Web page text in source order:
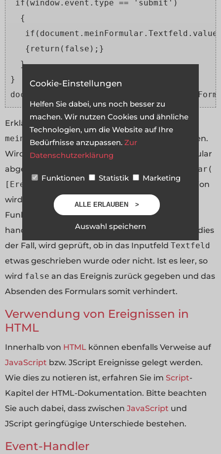
if(window.event.type == 'submit')
{
if(document.meinFormular.Textfeld.value
{return(false);}
}
}
document.meinFormular.onsubmit =
Erklärung:
meinFormular
onSubmit
zugewiesen.
Wird das Ereignis ausgelöst (wird also das Formular
abgesendet), so wird die Funktion
CheckFormular(
[Ereignis] )
aufgerufen. Innerhalb der Funktion
wird abgefragt, ob es sich bei dem Aufruf der
Funktion um das Absenden eines Formulars
handelt (also ob
onSubmitausgelöst wurde). Ist dies
der Fall, wird geprüft, ob in das Inputfeld Textfeld
etwas geschrieben wurde oder nicht. Ist es leer, so
wird false an das Ereignis zurück gegeben und das
Absenden des Formulars somit verhindert.
Verwendung von Ereignissen in
HTML
Innerhalb von HTML können ebenfalls Verweise auf
JavaScript bzw. JScript Ereignisse gelegt werden.
Wie dies zu notieren ist, erfahren Sie im Script-
Kapitel der HTML-Dokumentation. Bitte beachten
Sie auch dabei, dass zwischen JavaScript und
JScript geringfügige Unterschiede bestehen.
Event-Handler
Cookie-Einstellungen
Helfen Sie dabei, uns noch besser zu
machen. Wir nutzen Cookies und ähnliche
Technologien, um die Website auf Ihre
Bedürfnisse anzupassen. Zur
Datenschutzerklärung
Funktionen Statistik Marketing
ALLE ERLAUBEN
Auswahl speichern